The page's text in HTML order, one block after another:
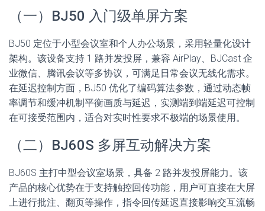
（一）BJ50 入门级单屏方案
BJ50 定位于小型会议室和个人办公场景，采用轻量化设计
架构。该设备支持 1 路并发投屏，兼容 AirPlay、BJCast 企
业微信、腾讯会议等多协议，可满足日常会议无线化需求。
在延迟控制方面，BJ50 优化了编码算法参数，通过动态帧
率调节和缓冲机制平衡画质与延迟，实测端到端延迟可控制
在可接受范围内，适合对实时性要求不极端的场景使用。
（二）BJ60S 多屏互动解决方案
BJ60S 主打中型会议室场景，具备 2 路并发投屏能力。该
产品的核心优势在于支持触控回传功能，用户可直接在大屏
上进行批注、翻页等操作，指令回传延迟直接影响交互流畅